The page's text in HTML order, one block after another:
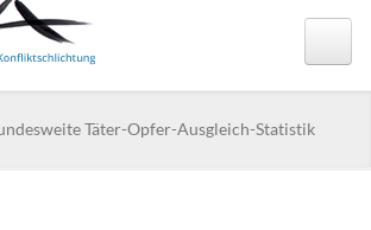
Täter-Opfer-Ausgleich-Statistik